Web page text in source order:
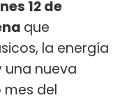
12 de
que
la energía
una nueva
del